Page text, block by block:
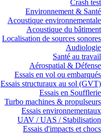
Crash test
Environnement & Santé
Acoustique environnementale
Acoustique du bâtiment
Localisation de sources sonores
Audiologie
Santé au travail
Aérospatial & Défense
Essais en vol ou embarqués
Essais structuraux au sol (GVT)
Essais en Soufflerie
Turbo machines & propulseurs
Essais environnementaux
UAV / UAS / Stabilisation
Essais d'impacts et chocs